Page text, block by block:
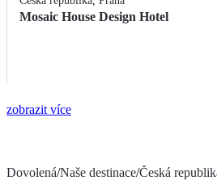
Mosaic House Design Hotel
zobrazit více
Dovolená/Naše destinace/Česká